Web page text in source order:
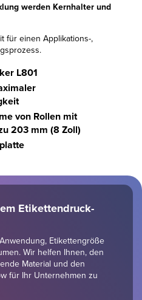
werden Kernhalter und
für einen Applikations-,
L801
von Rollen mit
203 mm (8 Zoll)
Etikettendruck-
Etikettengröße
Wir helfen Ihnen, den
Material und den
für Ihr Unternehmen zu